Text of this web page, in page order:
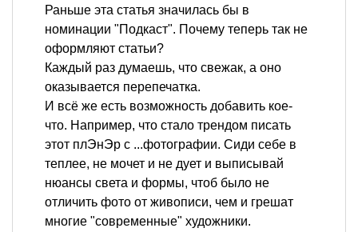
Раньше эта статья значилась бы в
номинации "Подкаст". Почему теперь так не
оформляют статьи?
Каждый раз думаешь, что свежак, а оно
оказывается перепечатка.
И всё же есть возможность добавить кое-
что. Например, что стало трендом писать
этот плЭнЭр с ...фотографии. Сиди себе в
теплее, не мочет и не дует и выписывай
нюансы света и формы, чтоб было не
отличить фото от живописи, чем и грешат
многие "современные" художники.